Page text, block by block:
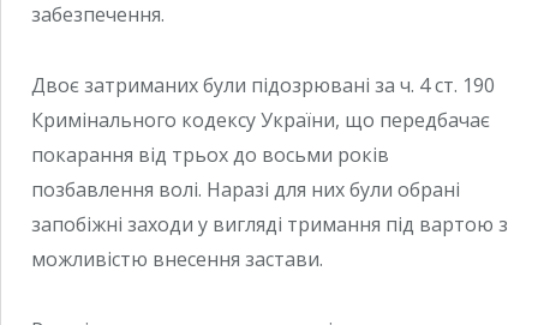
забезпечення.
Двоє затриманих були підозрювані за ч. 4 ст. 190
Кримінального кодексу України, що передбачає
покарання від трьох до восьми років
позбавлення волі. Наразі для них були обрані
запобіжні заходи у вигляді тримання під вартою з
можливістю внесення застави.